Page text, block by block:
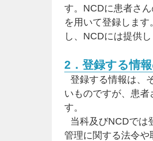
す。NCDに患者さ
を用いて登録しま
し、NCDには提供
2．登録する情
登録する情報は、
いものですが、患
す。
当科及びNCDでは
管理に関する法令